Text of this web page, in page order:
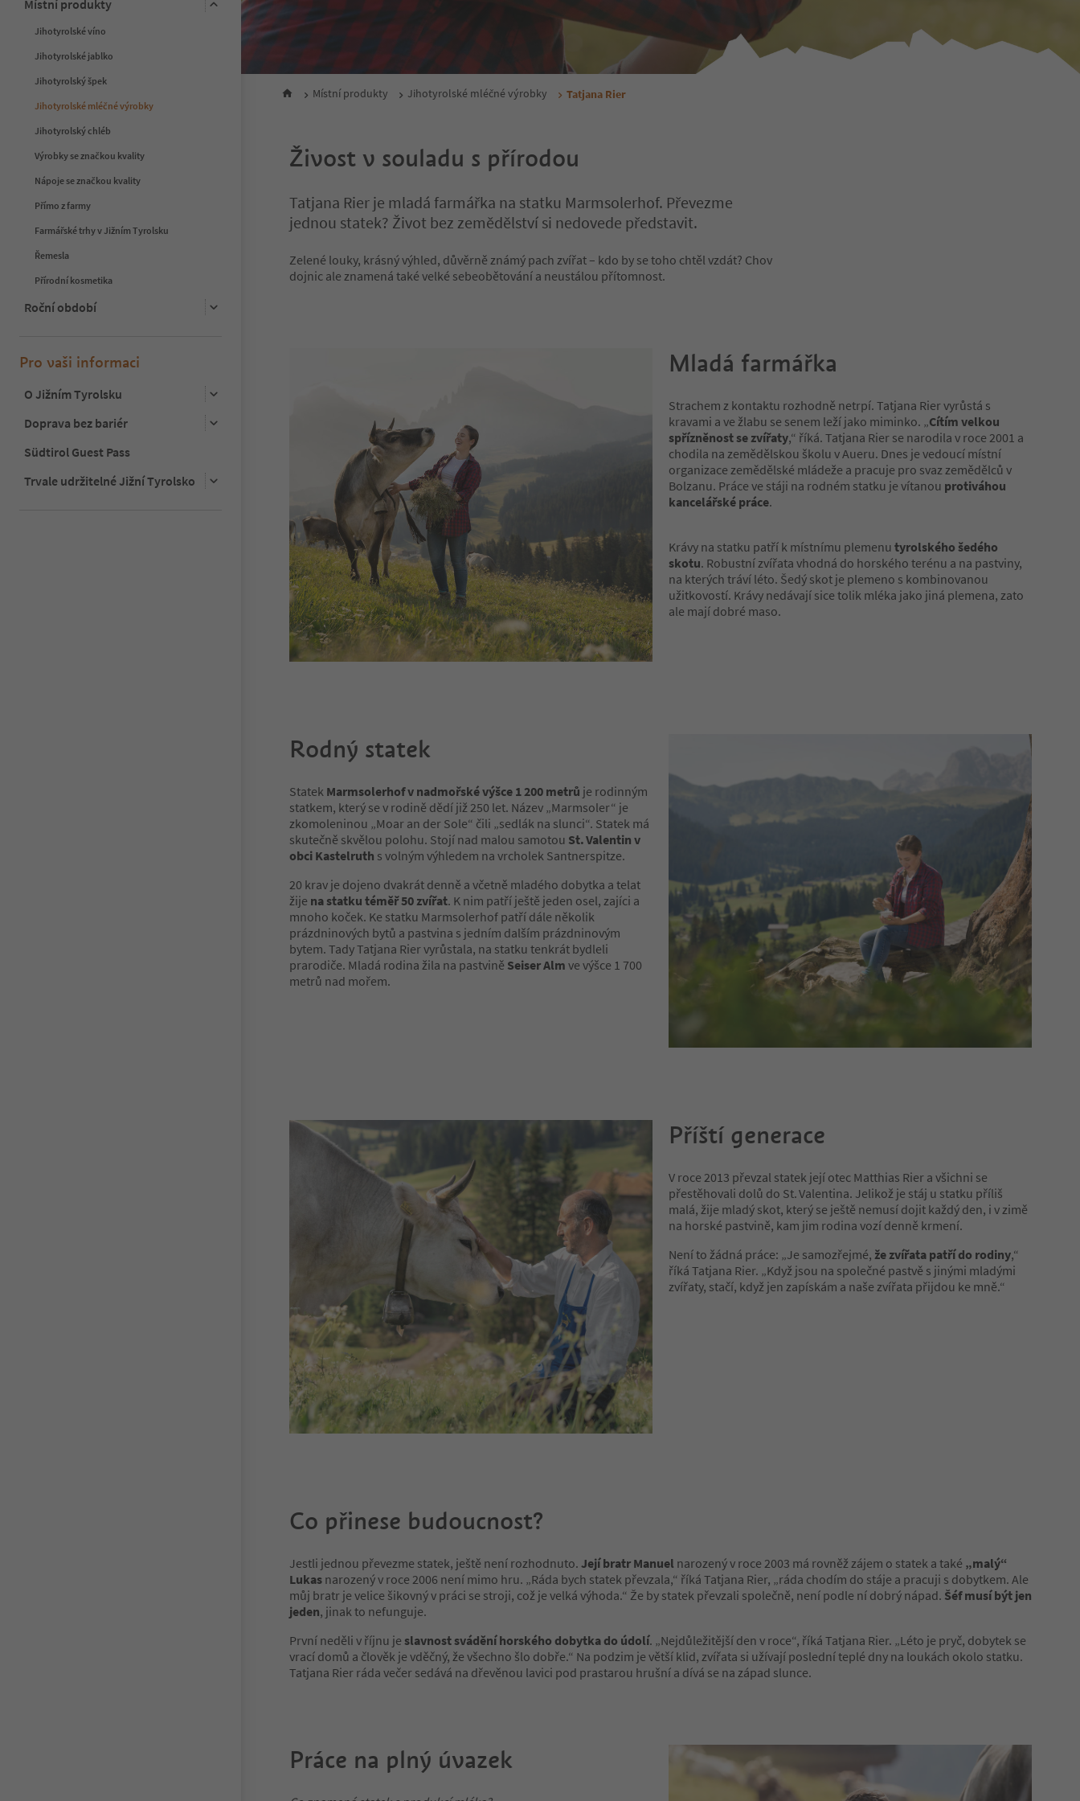
Místní produkty
Jihotyrolské víno
Jihotyrolské jablko
Jihotyrolský špek
Jihotyrolské mléčné výrobky
Jihotyrolský chléb
Výrobky se značkou kvality
Nápoje se značkou kvality
Přímo z farmy
Farmářské trhy v Jižním Tyrolsku
Řemesla
Přírodní kosmetika
Roční období
Pro vaši informaci
O Jižním Tyrolsku
Doprava bez bariér
Südtirol Guest Pass
Trvale udržitelné Jižní Tyrolsko
Místní produkty Jihotyrolské mléčné výrobky Tatjana Rier
Živost v souladu s přírodou
Tatjana Rier je mladá farmářka na statku Marmsolerhof. Převezme
jednou statek? Život bez zemědělství si nedovede představit.
Zelené louky, krásný výhled, důvěrně známý pach zvířat – kdo by se toho chtěl vzdát? Chov
dojnic ale znamená také velké sebeobětování a neustálou přítomnost.
Mladá farmářka
Strachem z kontaktu rozhodně netrpí. Tatjana Rier vyrůstá s
kravami a ve žlabu se senem leží jako miminko. „Cítím velkou
spřízněnost se zvířaty,“ říká. Tatjana Rier se narodila v roce 2001 a
chodila na zemědělskou školu v Aueru. Dnes je vedoucí místní
organizace zemědělské mládeže a pracuje pro svaz zemědělců v
Bolzanu. Práce ve stáji na rodném statku je vítanou protiváhou
kancelářské práce.
Krávy na statku patří k místnímu plemenu tyrolského šedého
skotu. Robustní zvířata vhodná do horského terénu a na pastviny,
na kterých tráví léto. Šedý skot je plemeno s kombinovanou
užitkovostí. Krávy nedávají sice tolik mléka jako jiná plemena, zato
ale mají dobré maso.
Rodný statek
Statek Marmsolerhof v nadmořské výšce 1 200 metrů je rodinným
statkem, který se v rodině dědí již 250 let. Název „Marmsoler“ je
zkomoleninou „Moar an der Sole“ čili „sedlák na slunci“. Statek má
skutečně skvělou polohu. Stojí nad malou samotou St. Valentin v
obci Kastelruth s volným výhledem na vrcholek Santnerspitze.
20 krav je dojeno dvakrát denně a včetně mladého dobytka a telat
žije na statku téměř 50 zvířat. K nim patří ještě jeden osel, zajíci a
mnoho koček. Ke statku Marmsolerhof patří dále několik
prázdninových bytů a pastvina s jedním dalším prázdninovým
bytem. Tady Tatjana Rier vyrůstala, na statku tenkrát bydleli
prarodiče. Mladá rodina žila na pastvině Seiser Alm ve výšce 1 700
metrů nad mořem.
Příští generace
V roce 2013 převzal statek její otec Matthias Rier a všichni se
přestěhovali dolů do St. Valentina. Jelikož je stáj u statku příliš
malá, žije mladý skot, který se ještě nemusí dojit každý den, i v zimě
na horské pastvině, kam jim rodina vozí denně krmení.
Není to žádná práce: „Je samozřejmé, že zvířata patří do rodiny,“
říká Tatjana Rier. „Když jsou na společné pastvě s jinými mladými
zvířaty, stačí, když jen zapískám a naše zvířata přijdou ke mně.“
Co přinese budoucnost?
Jestli jednou převezme statek, ještě není rozhodnuto. Její bratr Manuel narozený v roce 2003 má rovněž zájem o statek a také „malý“
Lukas narozený v roce 2006 není mimo hru. „Ráda bych statek převzala,“ říká Tatjana Rier, „ráda chodím do stáje a pracuji s dobytkem. Ale
můj bratr je velice šikovný v práci se stroji, což je velká výhoda.“ Že by statek převzali společně, není podle ní dobrý nápad. Šéf musí být jen
jeden, jinak to nefunguje.
První neděli v říjnu je slavnost svádění horského dobytka do údolí. „Nejdůležitější den v roce“, říká Tatjana Rier. „Léto je pryč, dobytek se
vrací domů a člověk je vděčný, že všechno šlo dobře.“ Na podzim je větší klid, zvířata si užívají poslední teplé dny na loukách okolo statku.
Tatjana Rier ráda večer sedává na dřevěnou lavici pod prastarou hrušní a dívá se na západ slunce.
Práce na plný úvazek